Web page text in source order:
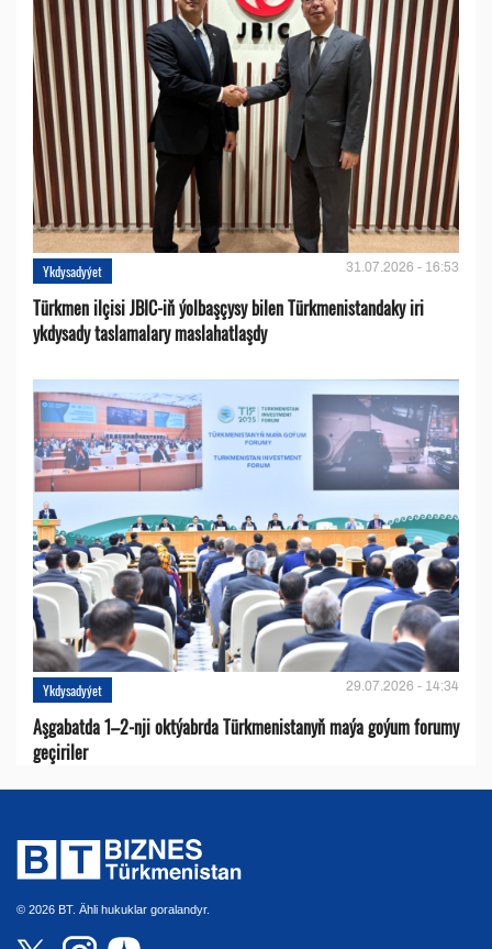
Ykdysadyýet 31.07.2026 - 16:53
Türkmen ilçisi JBIC-iň ýolbaşçysy bilen Türkmenistandaky iri
ykdysady taslamalary maslahatlaşdy
Ykdysadyýet 29.07.2026 - 14:34
Aşgabatda 1–2-nji oktýabrda Türkmenistanyň maýa goýum forumy
geçiriler
© 2026 BT. Ähli hukuklar goralandyr.